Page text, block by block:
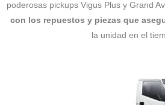
poderosas pickups Vigus Plus y Grand
con los repuestos y piezas que
la unidad en el